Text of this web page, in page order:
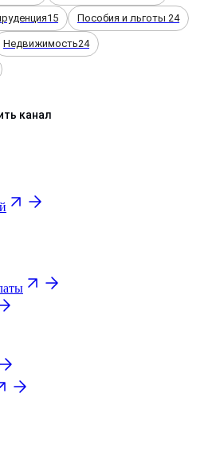
15 Пособия и льготы 24
Недвижимость24
канал